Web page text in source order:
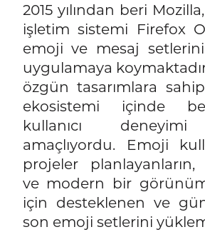
2015 yılından beri
işletim sistemi Firefox
emoji ve mesaj
uygulamaya
özgün tasarımlara
ekosistemi içinde
kullanıcı deneyimi
amaçlıyordu. Emoji
projeler
ve modern bir
için desteklenen ve
son emoji setlerini